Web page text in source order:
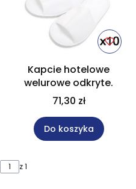
Kapcie hotelowe
welurowe odkryte.
71,30 zł
Do koszyka
z 1